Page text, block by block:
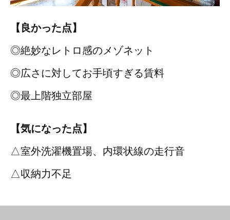
【良かった点】
◎絶妙なレトロ感のメゾネット
◎広さに対してお手頃すぎる賃料
◎最上階独立部屋
【気になった点】
△室外洗濯機置場、内環状線の走行音
△収納力不足